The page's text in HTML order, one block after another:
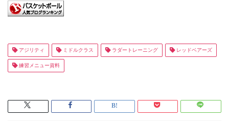
アジリティ ミドルクラス ラダートレーニング レッドベアーズ
練習メニュー資料